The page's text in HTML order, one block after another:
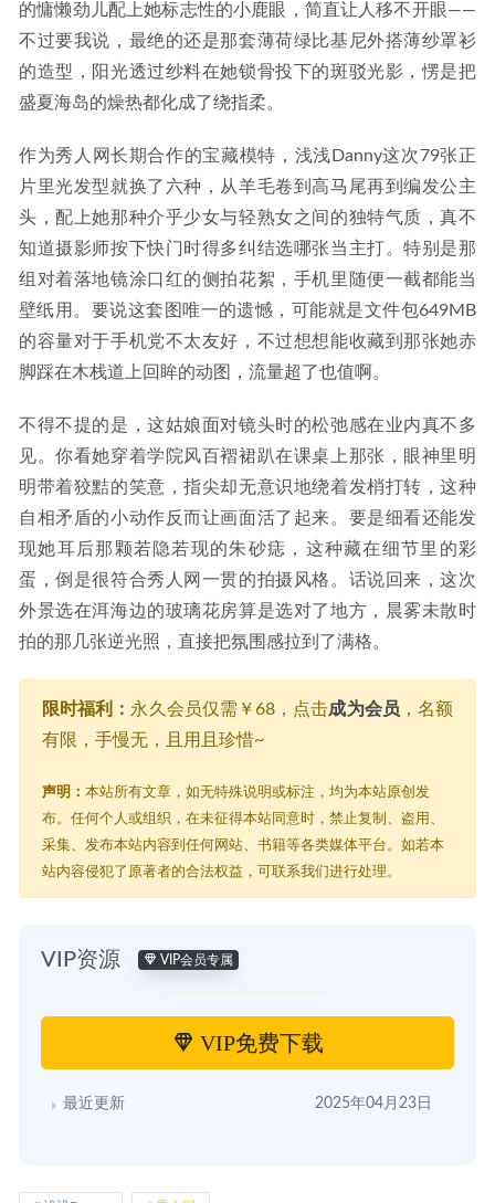
的慵懒劲儿配上她标志性的小鹿眼，简直让人移不开眼——
不过要我说，最绝的还是那套薄荷绿比基尼外搭薄纱罩衫
的造型，阳光透过纱料在她锁骨投下的斑驳光影，愣是把
盛夏海岛的燥热都化成了绕指柔。
作为秀人网长期合作的宝藏模特，浅浅Danny这次79张正
片里光发型就换了六种，从羊毛卷到高马尾再到编发公主
头，配上她那种介乎少女与轻熟女之间的独特气质，真不
知道摄影师按下快门时得多纠结选哪张当主打。特别是那
组对着落地镜涂口红的侧拍花絮，手机里随便一截都能当
壁纸用。要说这套图唯一的遗憾，可能就是文件包649MB
的容量对于手机党不太友好，不过想想能收藏到那张她赤
脚踩在木栈道上回眸的动图，流量超了也值啊。
不得不提的是，这姑娘面对镜头时的松弛感在业内真不多
见。你看她穿着学院风百褶裙趴在课桌上那张，眼神里明
明带着狡黠的笑意，指尖却无意识地绕着发梢打转，这种
自相矛盾的小动作反而让画面活了起来。要是细看还能发
现她耳后那颗若隐若现的朱砂痣，这种藏在细节里的彩
蛋，倒是很符合秀人网一贯的拍摄风格。话说回来，这次
外景选在洱海边的玻璃花房算是选对了地方，晨雾未散时
拍的那几张逆光照，直接把氛围感拉到了满格。
限时福利： 永久会员仅需￥68，点击成为会员 ，名额
有限，手慢无，且用且珍惜~
声明： 本站所有文章，如无特殊说明或标注，均为本站原创发
布。任何个人或组织，在未征得本站同意时，禁止复制、盗用、
采集、发布本站内容到任何网站、书籍等各类媒体平台。如若本
站内容侵犯了原著者的合法权益，可联系我们进行处理。
VIP资源 VIP会员专属
VIP免费下载
最近更新 2025年04月23日